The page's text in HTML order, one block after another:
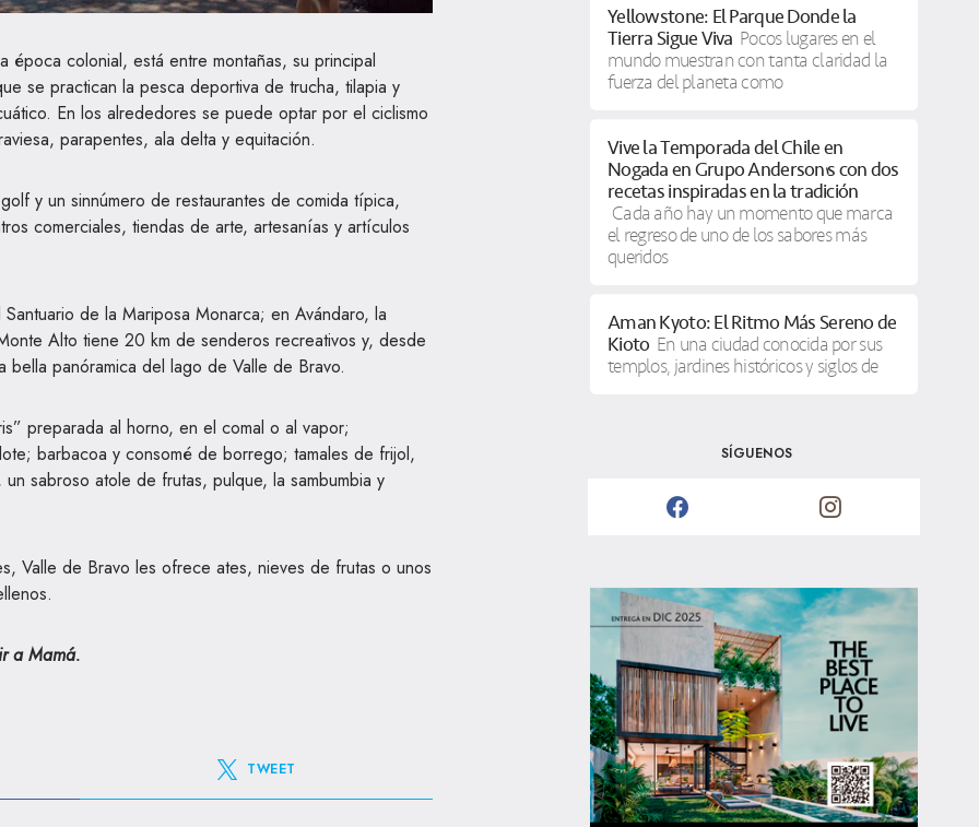
colonial, está entre montañas, su principal
se practican la pesca deportiva de trucha, tilapia y
En los alrededores se puede optar por el ciclismo
parapentes, ala delta y equitación.
y un sinnúmero de restaurantes de comida típica,
comerciales, tiendas de arte, artesanías y artículos
de la Mariposa Monarca; en Avándaro, la
Alto tiene 20 km de senderos recreativos y, desde
panóramica del lago de Valle de Bravo.
preparada al horno, en el comal o al vapor;
barbacoa y consomé de borrego; tamales de frijol,
sabroso atole de frutas, pulque, la sambumbia y
Valle de Bravo les ofrece ates, nieves de frutas o unos
a Mamá.
TWEET
Yellowstone: El Parque Donde la
Tierra Sigue Viva Pocos lugares en el
mundo muestran con tanta claridad la
fuerza del planeta como
Vive la Temporada del Chile en
Nogada en Grupo Anderson’s con dos
recetas inspiradas en la tradición
Cada año hay un momento que marca
el regreso de uno de los sabores más
queridos
Aman Kyoto: El Ritmo Más Sereno de
Kioto En una ciudad conocida por sus
templos, jardines históricos y siglos de
SÍGUENOS